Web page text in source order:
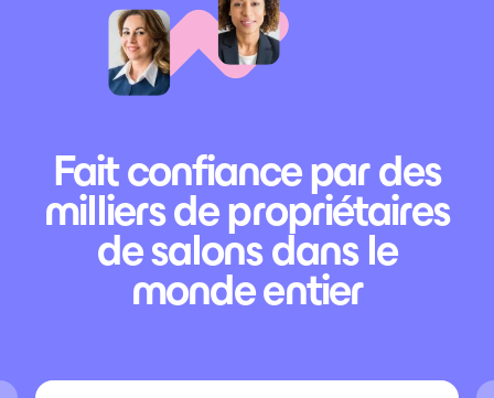
Fait confiance par des
milliers de propriétaires
de salons dans le
monde entier